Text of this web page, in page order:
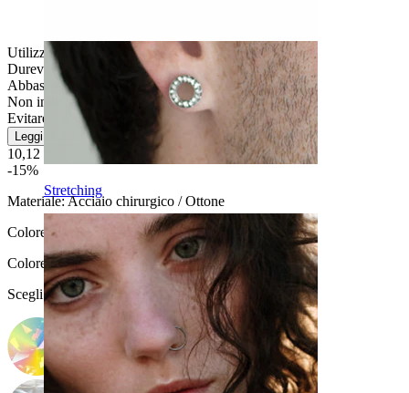
Stretching
Utilizzo moderato
Durevole
Abbastanza facile
Non indicato per pelli sensibili
Evitare l''acqua
Leggi di più
10,12 €
11,90 €
-15%
Materiale:Acciaio chirurgico / Ottone
Colore:Grigio argento
Colore della pietra
Scegli Colore della pietra